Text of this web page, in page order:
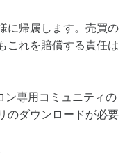
に帰属します。売買の
これを賠償する責任は
ン専用コミュニティの
のダウンロードが必要